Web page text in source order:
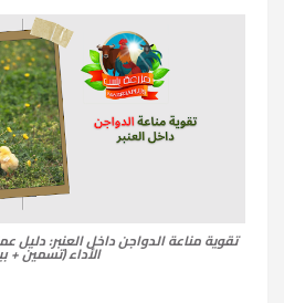
تقوية مناعة الدواجن داخل العنبر: دليل
الأداء (تسمين +